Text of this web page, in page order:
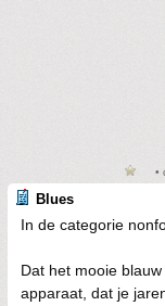
•
Blues
In de categorie
Dat het mooie
apparaat, dat je